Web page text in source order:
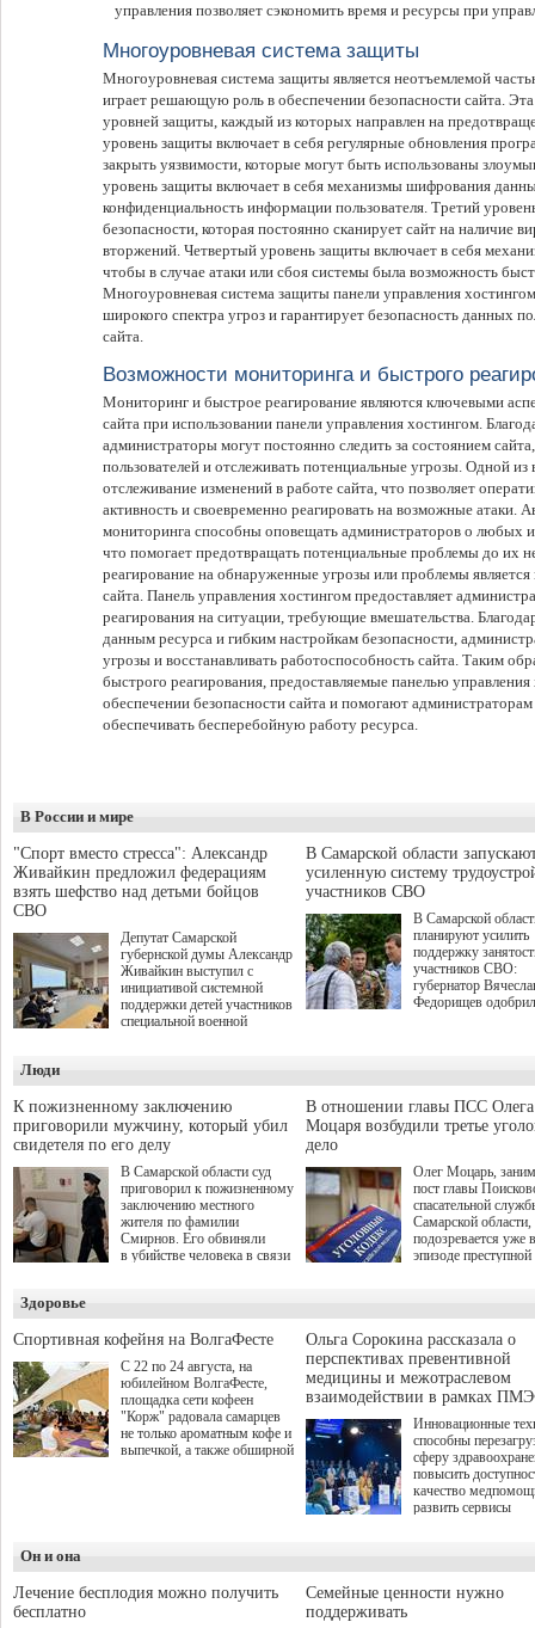
управления позволяет сэкономить время и ресурсы при
Многоуровневая система защиты
Многоуровневая система защиты является неотъемлемой
играет решающую роль в обеспечении безопасности сайта. Эта
уровней защиты, каждый из которых направлен на
уровень защиты включает в себя регулярные обновления
закрыть уязвимости, которые могут быть использованы
уровень защиты включает в себя механизмы шифрования
конфиденциальность информации пользователя. Третий
безопасности, которая постоянно сканирует сайт на наличие
вторжений. Четвертый уровень защиты включает в себя
чтобы в случае атаки или сбоя системы была возможность
Многоуровневая система защиты панели управления
широкого спектра угроз и гарантирует безопасность данных
сайта.
Возможности мониторинга и быстрого
Мониторинг и быстрое реагирование являются ключевыми
сайта при использовании панели управления хостингом.
администраторы могут постоянно следить за состоянием
пользователей и отслеживать потенциальные угрозы. Одной
отслеживание изменений в работе сайта, что позволяет
активность и своевременно реагировать на возможные атаки.
мониторинга способны оповещать администраторов о любых
что помогает предотвращать потенциальные проблемы до их
реагирование на обнаруженные угрозы или проблемы
сайта. Панель управления хостингом предоставляет
реагирования на ситуации, требующие вмешательства.
данным ресурса и гибким настройкам безопасности,
угрозы и восстанавливать работоспособность сайта. Таким
быстрого реагирования, предоставляемые панелью
обеспечении безопасности сайта и помогают
обеспечивать бесперебойную работу ресурса.
В России и мире
"Спорт вместо стресса": Александр
Живайкин предложил федерациям
взять шефство над детьми бойцов
СВО
Депутат Самарской
губернской думы Александр
Живайкин выступил с
инициативой системной
поддержки детей участников
специальной военной
"Помощь фронту и семьям
участников СВО", которая
прошла в Отрадном 7
августа.
В Самарской области
усиленную систему
участников СВО
В Самарской
планируют усилить
поддержку
участников СВО:
губернатор
Федорищев
на трудоустройство
спокойную
мирной жизни.
Люди
К пожизненному заключению
приговорили мужчину, который убил
свидетеля по его делу
В Самарской области суд
приговорил к пожизненному
заключению местного
жителя по фамилии
Смирнов. Его обвиняли
в убийстве человека в связи
В отношении главы ПСС Олега
Моцаря возбудили третье
дело
Олег Моцарь,
пост главы
спасательной
Самарской области,
подозревается уже
эпизоде преступной
а сам он
Здоровье
Спортивная кофейня на ВолгаФесте
С 22 по 24 августа, на
юбилейном ВолгаФесте,
площадка сети кофеен
"Корж" радовала самарцев
не только ароматным кофе и
выпечкой, а также обширной
Ольга Сорокина рассказала о
перспективах превентивной
медицины и межотраслевом
взаимодействии в рамках
Инновационные
способны
сферу
повысить
качество
развить сервисы
определенными
К ним можно
Он и она
Лечение бесплодия можно получить
бесплатно
Семейные ценности нужно
поддерживать